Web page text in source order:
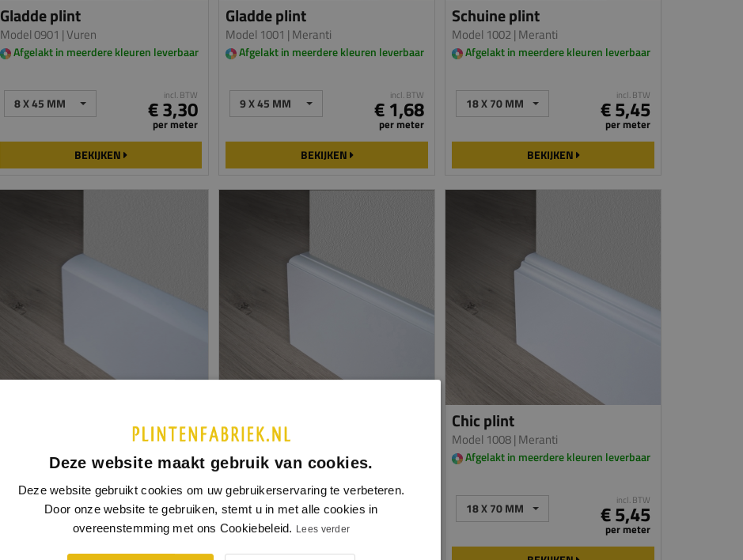
Gladde plint
Model 0901 | Vuren
Afgelakt in meerdere kleuren leverbaar
8 X 45 MM incl. BTW
€ 3,30
per meter
BEKIJKEN
Gladde plint
Model 1001 | Meranti
Afgelakt in meerdere kleuren leverbaar
9 X 45 MM incl. BTW
€ 1,68
per meter
BEKIJKEN
Schuine plint
Model 1002| Meranti
Afgelakt in meerdere kleuren leverbaar
18 X 70 MM incl. BTW
€ 5,45
per meter
BEKIJKEN
Afgelakt in meerdere kleuren leverbaar
18 x 70 mm € 5,45
per meter
Kraal plint
Model 1007| Meranti
Afgelakt in meerdere kleuren leverbaar
18 X 70 MM € 5,45
Chic plint
Model 1008| Meranti
Afgelakt in meerdere kleuren leverbaar
18 X 70 MM incl. BTW
€ 5,45
per meter
Deze website maakt gebruik van cookies.
Deze website gebruikt cookies om uw gebruikerservaring te verbeteren.
Door onze website te gebruiken, stemt u in met alle cookies in
overeenstemming met ons Cookiebeleid. Lees verder